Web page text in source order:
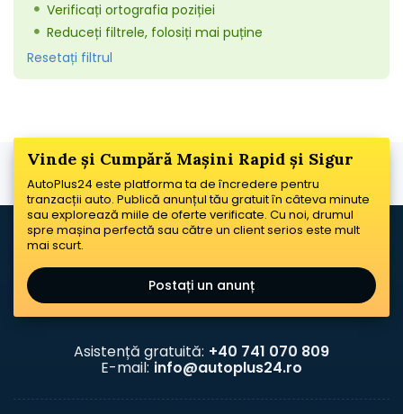
Verificați ortografia poziției
Reduceți filtrele, folosiți mai puține
Resetați filtrul
Vinde și Cumpără Mașini Rapid și Sigur
AutoPlus24 este platforma ta de încredere pentru
tranzacții auto. Publică anunțul tău gratuit în câteva minute
sau explorează miile de oferte verificate. Cu noi, drumul
spre mașina perfectă sau către un client serios este mult
mai scurt.
Postați un anunț
Asistență gratuită: +40 741 070 809
E-mail: info@autoplus24.ro